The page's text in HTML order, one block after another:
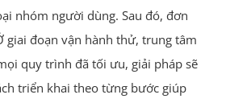
nhóm người dùng. Sau đó, đơn
giai đoạn vận hành thử, trung tâm
quy trình đã tối ưu, giải pháp sẽ
triển khai theo từng bước giúp